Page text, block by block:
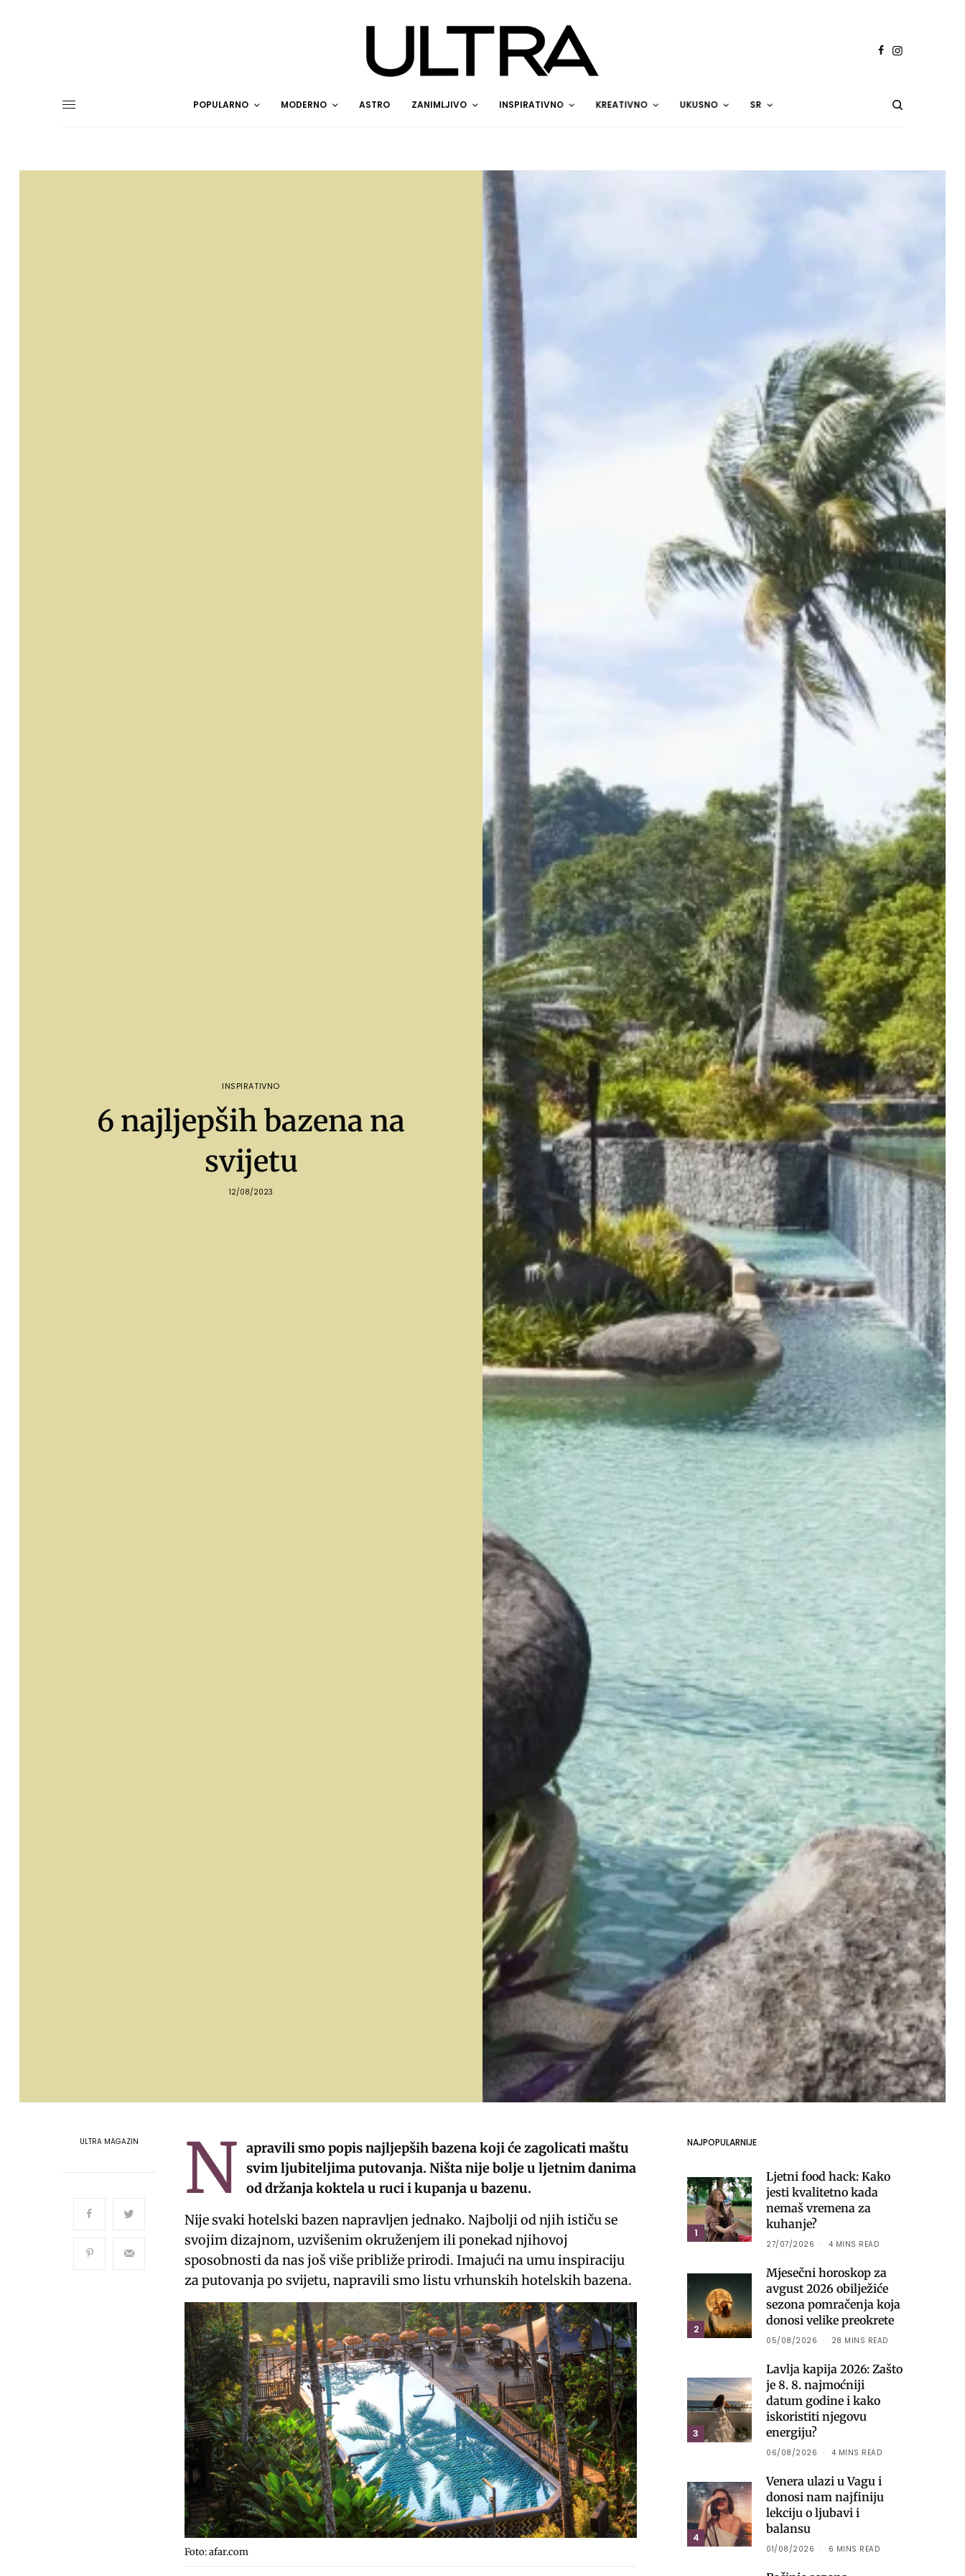
POPULARNO MODERNO ASTRO ZANIMLJIVO INSPIRATIVNO KREATIVNO UKUSNO SR
INSPIRATIVNO
6 najljepših bazena na
svijetu
12/08/2023
ULTRA MAGAZIN N apravili smo popis najljepših bazena koji će zagolicati maštu
svim ljubiteljima putovanja. Ništa nije bolje u ljetnim danima
od držanja koktela u ruci i kupanja u bazenu.
Nije svaki hotelski bazen napravljen jednako. Najbolji od njih ističu se
svojim dizajnom, uzvišenim okruženjem ili ponekad njihovoj
sposobnosti da nas još više približe prirodi. Imajući na umu inspiraciju
za putovanja po svijetu, napravili smo listu vrhunskih hotelskih bazena.
Foto: afar.com
NAJPOPULARNIJE
1
Ljetni food hack: Kako
jesti kvalitetno kada
nemaš vremena za
kuhanje?
27/07/2026 4 MINS READ
2
Mjesečni horoskop za
avgust 2026 obilježiće
sezona pomračenja koja
donosi velike preokrete
05/08/2026 28 MINS READ
3
Lavlja kapija 2026: Zašto
je 8. 8. najmoćniji
datum godine i kako
iskoristiti njegovu
energiju?
06/08/2026 4 MINS READ
4
Venera ulazi u Vagu i
donosi nam najfiniju
lekciju o ljubavi i
balansu
01/08/2026 6 MINS READ